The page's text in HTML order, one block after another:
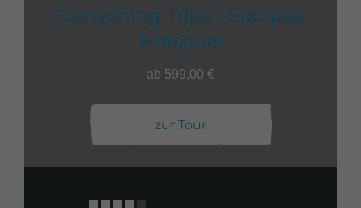
Canyoning Trips - Europas
Hotspots
ab 599,00 €
zur Tour